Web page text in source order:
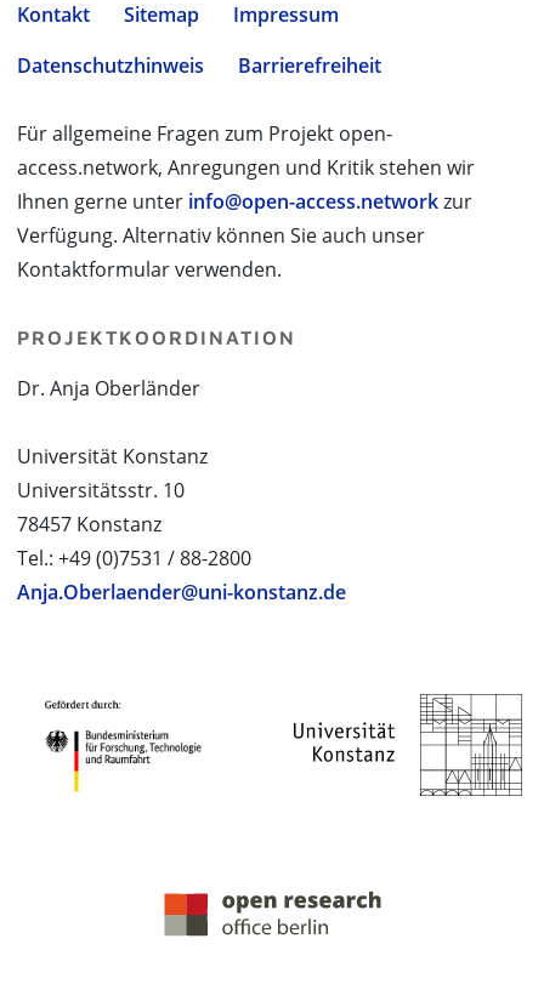
Kontakt Sitemap
Impressum
Datenschutzhinweis
Barrierefreiheit
Für allgemeine Fragen zum Projekt open-
access.network, Anregungen und Kritik stehen wir
Ihnen gerne unter info@open-access.networkzur
Verfügung. Alternativ können Sie auch unser
Kontaktformular verwenden.
PROJEKTKOORDINATION
Dr. Anja Oberländer
Universität Konstanz
Universitätsstr. 10
78457 Konstanz
Tel.: +49 (0)7531 / 88-2800
Anja.Oberlaender@uni-konstanz.de